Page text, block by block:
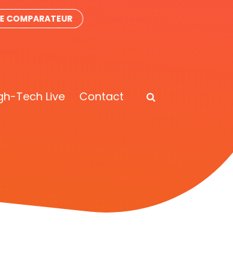
COMPARATEUR
Tech Live Contact